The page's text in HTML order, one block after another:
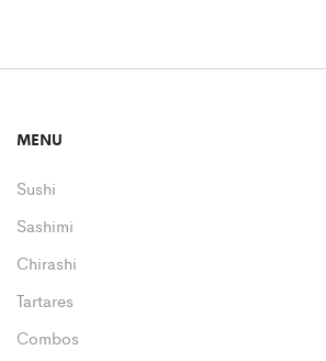
MENU
Sushi
Sashimi
Chirashi
Tartares
Combos